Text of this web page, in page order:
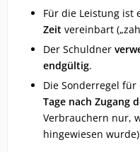
Für die Leistung ist
Zeit vereinbart
Der Schuldner
endgültig.
Die Sonderregel
Tage nach Zugang
Verbrauchern nur,
hingewiesen